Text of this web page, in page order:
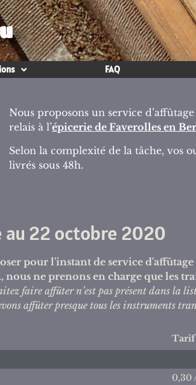
FAQ
Nous proposons un service d’affûtage
relais à l’épicerie de Faverolles en
Selon la complexité de la tâche, vos
livrés sous 48h.
22 octobre 2020
pour l'instant de service
nous ne prenons en charge que les
faire affûter n’est pas présent dans la
affûter presque tous les instruments
Tarif
0,30